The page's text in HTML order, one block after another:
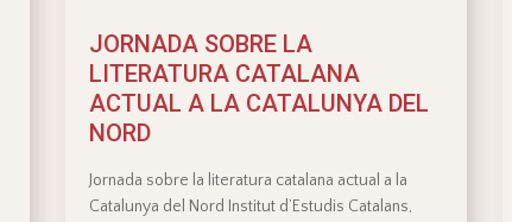
JORNADA SOBRE LA
LITERATURA CATALANA
ACTUAL A LA CATALUNYA DEL
NORD
Jornada sobre la literatura catalana actual a la
Catalunya del Nord Institut d’Estudis Catalans,